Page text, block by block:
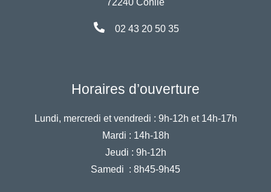
72240 Conlie
02 43 20 50 35
Horaires d’ouverture
Lundi, mercredi et vendredi : 9h-12h et 14h-17h
Mardi : 14h-18h
Jeudi : 9h-12h
Samedi : 8h45-9h45